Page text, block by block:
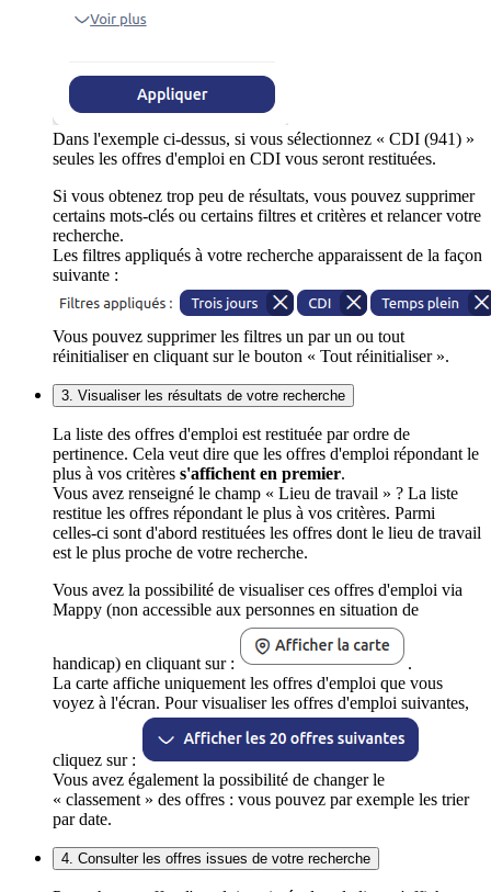
Dans l'exemple ci-dessus, si vous sélectionnez « CDI (941) »
seules les offres d'emploi en CDI vous seront restituées.
Si vous obtenez trop peu de résultats, vous pouvez supprimer
certains mots-clés ou certains filtres et critères et relancer votre
recherche.
Les filtres appliqués à votre recherche apparaissent de la façon
suivante :
Vous pouvez supprimer les filtres un par un ou tout
réinitialiser en cliquant sur le bouton « Tout réinitialiser ».
3. Visualiser les résultats de votre recherche
La liste des offres d'emploi est restituée par ordre de
pertinence. Cela veut dire que les offres d'emploi répondant le
plus à vos critères s'affichent en premier.
Vous avez renseigné le champ « Lieu de travail » ? La liste
restitue les offres répondant le plus à vos critères. Parmi
celles-ci sont d'abord restituées les offres dont le lieu de travail
est le plus proche de votre recherche.
Vous avez la possibilité de visualiser ces offres d'emploi via
Mappy (non accessible aux personnes en situation de
handicap) en cliquant sur :
.
La carte affiche uniquement les offres d'emploi que vous
voyez à l'écran. Pour visualiser les offres d'emploi suivantes,
cliquez sur :
Vous avez également la possibilité de changer le
« classement » des offres : vous pouvez par exemple les trier
par date.
4. Consulter les offres issues de votre recherche